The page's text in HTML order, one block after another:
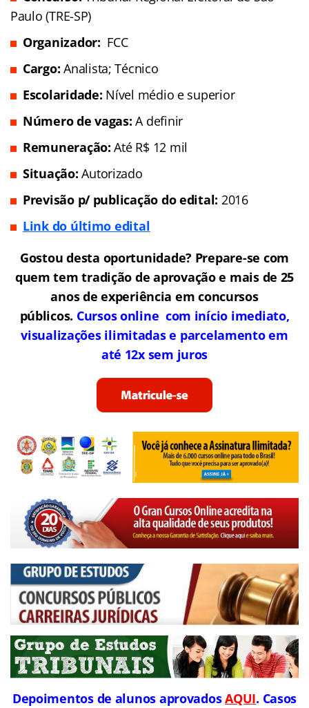
Paulo (TRE-SP)
Organizador: FCC
Cargo: Analista; Técnico
Escolaridade: Nível médio e superior
Número de vagas: A definir
Remuneração: Até R$ 12 mil
Situação:Autorizado
Previsão p/ publicação do edital: 2016
Link do último edital
Gostou desta oportunidade? Prepare-se com
quem tem tradição de aprovação e mais de 25
anos de experiência em concursos
públicos. Cursos online com início imediato,
visualizações ilimitadas e parcelamento em
até 12x sem juros
Depoimentos de alunos aprovadosAQUI. Casos